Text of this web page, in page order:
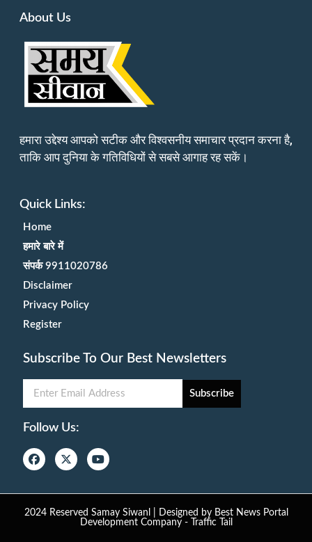
About Us
हमारा उद्देश्य आपको सटीक और विश्वसनीय समाचार प्रदान करना है,
ताकि आप दुनिया के गतिविधियों से सबसे आगाह रह सकें।
Quick Links:
Home
हमारे बारे में
संपर्क 9911020786
Disclaimer
Privacy Policy
Register
Subscribe To Our Best Newsletters
Subscribe
Follow Us:
2024 Reserved Samay Siwanl | Designed by Best News Portal
Development Company- Traffic Tail